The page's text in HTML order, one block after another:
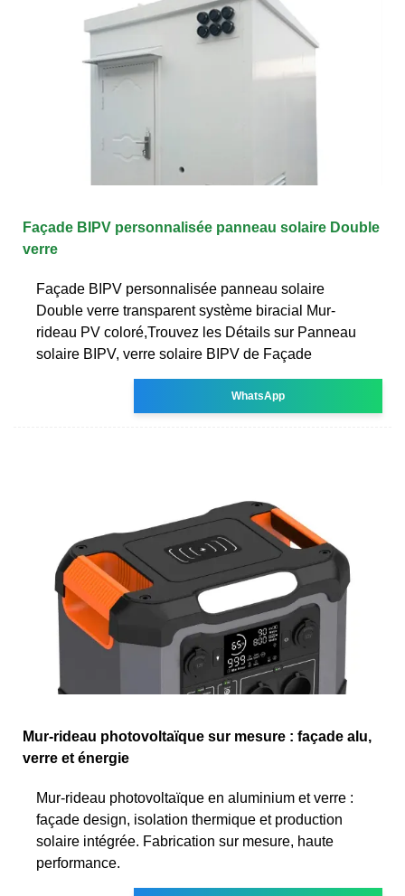
Façade BIPV personnalisée panneau solaire Double
verre
Façade BIPV personnalisée panneau solaire
Double verre transparent système biracial Mur-
rideau PV coloré,Trouvez les Détails sur Panneau
solaire BIPV, verre solaire BIPV de Façade
WhatsApp
Mur-rideau photovoltaïque sur mesure : façade alu,
verre et énergie
Mur-rideau photovoltaïque en aluminium et verre :
façade design, isolation thermique et production
solaire intégrée. Fabrication sur mesure, haute
performance.